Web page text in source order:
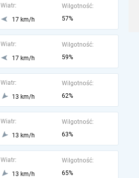
Wiatr:
17 km/h
Wilgotność:
57%
Wiatr:
17 km/h
Wilgotność:
59%
Wiatr:
13 km/h
Wilgotność:
62%
Wiatr:
13 km/h
Wilgotność:
63%
Wiatr:
13 km/h
Wilgotność:
65%